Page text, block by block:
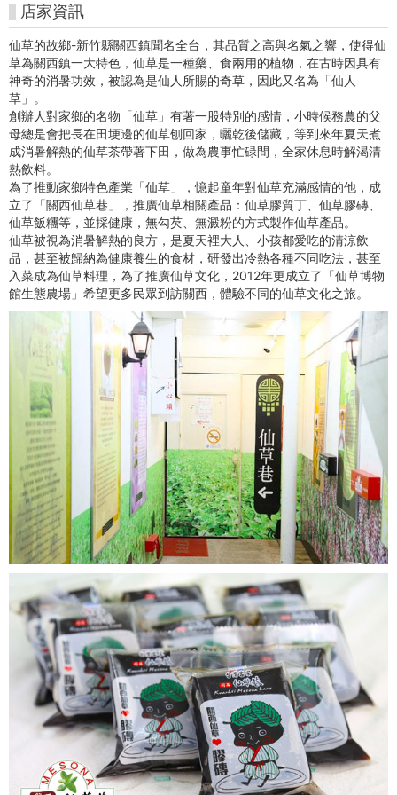
店家資訊
仙草的故鄉-新竹縣關西鎮聞名全台，其品質之高與名氣之響，使得仙
草為關西鎮一大特色，仙草是一種藥、食兩用的植物，在古時因具有
神奇的消暑功效，被認為是仙人所賜的奇草，因此又名為「仙人
草」。
創辦人對家鄉的名物「仙草」有著一股特別的感情，小時候務農的父
母總是會把長在田埂邊的仙草刨回家，曬乾後儲藏，等到來年夏天煮
成消暑解熱的仙草茶帶著下田，做為農事忙碌間，全家休息時解渴清
熱飲料。
為了推動家鄉特色產業「仙草」，憶起童年對仙草充滿感情的他，成
立了「關西仙草巷」，推廣仙草相關產品：仙草膠質丁、仙草膠磚、
仙草飯糰等，並採健康，無勾芡、無澱粉的方式製作仙草產品。
仙草被視為消暑解熱的良方，是夏天裡大人、小孩都愛吃的清涼飲
品，甚至被歸納為健康養生的食材，研發出冷熱各種不同吃法，甚至
入菜成為仙草料理，為了推廣仙草文化，2012年更成立了「仙草博物
館生態農場」希望更多民眾到訪關西，體驗不同的仙草文化之旅。